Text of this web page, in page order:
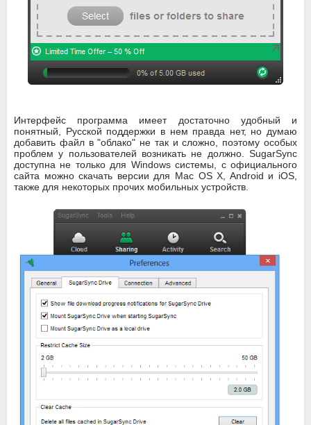
Интерфейс программа имеет достаточно удобный и
понятный, Русской поддержки в нем правда нет, но думаю
добавить файл в "облако" не так и сложно, поэтому особых
проблем у пользователей возникать не должно. SugarSync
доступна не только для Windows системы, с официального
сайта можно скачать версии для Mac OS X, Android и iOS,
также для некоторых прочих мобильных устройств.